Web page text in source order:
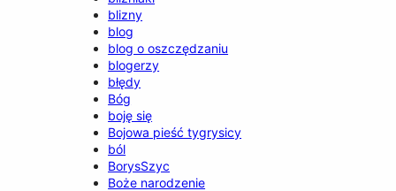
blizny
blog
blog o oszczędzaniu
blogerzy
błędy
Bóg
boję się
Bojowa pieść tygrysicy
ból
BorysSzyc
Boże narodzenie